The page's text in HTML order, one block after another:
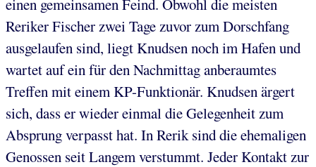
einen gemeinsamen Feind. Obwohl die meisten
Reriker Fischer zwei Tage zuvor zum Dorschfang
ausgelaufen sind, liegt Knudsen noch im Hafen und
wartet auf ein für den Nachmittag anberaumtes
Treffen mit einem KP-Funktionär. Knudsen ärgert
sich, dass er wieder einmal die Gelegenheit zum
Absprung verpasst hat. In Rerik sind die ehemaligen
Genossen seit Langem verstummt. Jeder Kontakt zur